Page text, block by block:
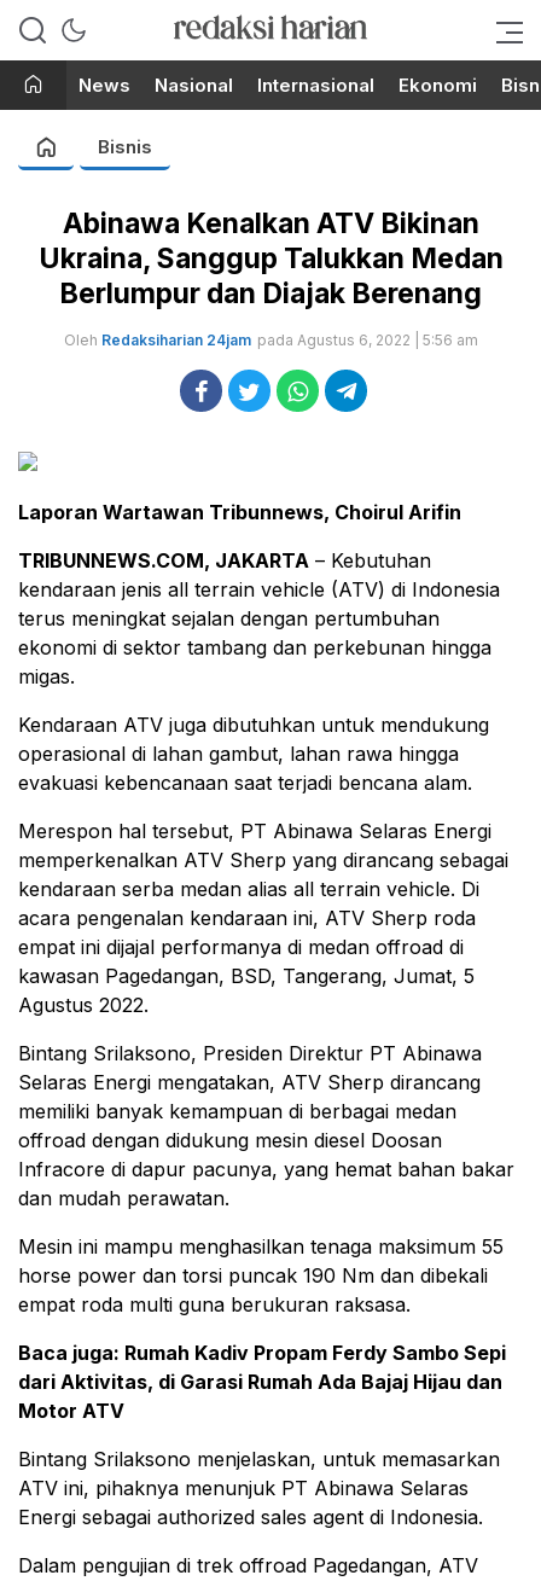
RedaksiHarian.com
Berita Terupdate dari Redaksi
News Nasional Internasional Ekonomi
Bisnis
Abinawa Kenalkan ATV Bikinan
Ukraina, Sanggup Talukkan Medan
Berlumpur dan Diajak Berenang
Oleh Redaksiharian 24jam pada Agustus 6, 2022 | 5:56 am
Laporan Wartawan Tribunnews, Choirul Arifin
TRIBUNNEWS.COM, JAKARTA – Kebutuhan
kendaraan jenis all terrain vehicle (ATV) di Indonesia
terus meningkat sejalan dengan pertumbuhan
ekonomi di sektor tambang dan perkebunan hingga
migas.
Kendaraan ATV juga dibutuhkan untuk mendukung
operasional di lahan gambut, lahan rawa hingga
evakuasi kebencanaan saat terjadi bencana alam.
Merespon hal tersebut, PT Abinawa Selaras Energi
memperkenalkan ATV Sherp yang dirancang sebagai
kendaraan serba medan alias all terrain vehicle. Di
acara pengenalan kendaraan ini, ATV Sherp roda
empat ini dijajal performanya di medan offroad di
kawasan Pagedangan, BSD, Tangerang, Jumat, 5
Agustus 2022.
Bintang Srilaksono, Presiden Direktur PT Abinawa
Selaras Energi mengatakan, ATV Sherp dirancang
memiliki banyak kemampuan di berbagai medan
offroad dengan didukung mesin diesel Doosan
Infracore di dapur pacunya, yang hemat bahan bakar
dan mudah perawatan.
Mesin ini mampu menghasilkan tenaga maksimum 55
horse power dan torsi puncak 190 Nm dan dibekali
empat roda multi guna berukuran raksasa.
Baca juga: Rumah Kadiv Propam Ferdy Sambo Sepi
dari Aktivitas, di Garasi Rumah Ada Bajaj Hijau dan
Motor ATV
Bintang Srilaksono menjelaskan, untuk memasarkan
ATV ini, pihaknya menunjuk PT Abinawa Selaras
Energi sebagai authorized sales agent di Indonesia.
Dalam pengujian di trek offroad Pagedangan, ATV